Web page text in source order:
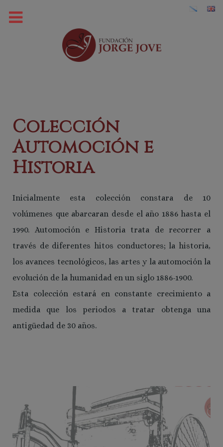
Colección
Automoción e
Historia
Inicialmente esta colección constara de 10
volúmenes que abarcaran desde el año 1886 hasta el
1990. Automoción e Historia trata de recorrer a
través de diferentes hitos conductores; la historia,
los avances tecnológicos, las artes y la automoción la
evolución de la humanidad en un siglo 1886-1900.
Esta colección estará en constante crecimiento a
medida que los periodos a tratar obtenga una
antigüedad de 30 años.